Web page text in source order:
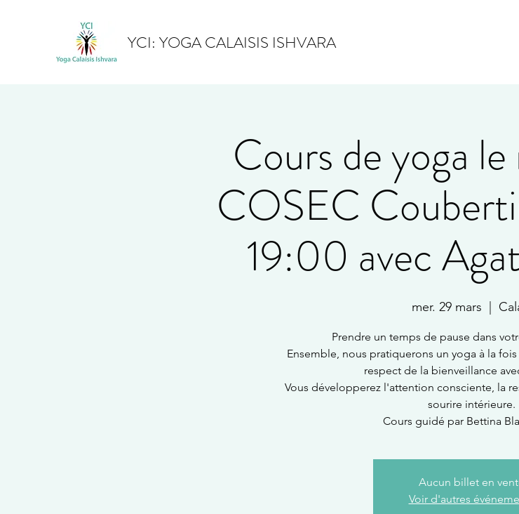
YCI: YOGA CALAISIS ISHVARA
Cours de yoga
COSEC
19:00 avec
mer. 29 mars
Prendre un temps de pause dans
Ensemble, nous pratiquerons un yoga à la
respect de la bienveillance
Vous développerez l'attention consciente, la
sourire intérieure.
Cours guidé par Bettina
Aucun billet en
Voir d'autres